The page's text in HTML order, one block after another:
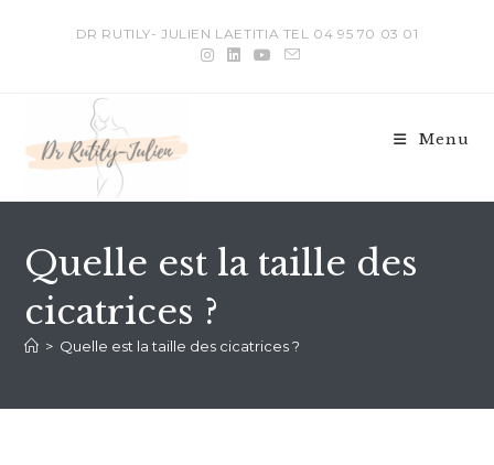
DR RUTILY- JULIEN LAETITIA TEL 04 95 70 03 01
Menu
Quelle est la taille des
cicatrices ?
> Quelle est la taille des cicatrices ?